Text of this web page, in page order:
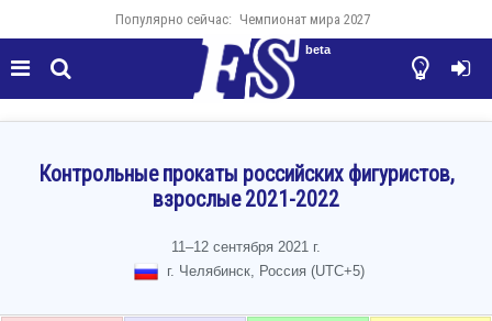
Популярно сейчас: Чемпионат мира 2027
  

beta
Контрольные прокаты российских фигуристов,
взрослые 2021-2022
11–12 сентября 2021 г.
г. Челябинск, Россия (UTC+5)